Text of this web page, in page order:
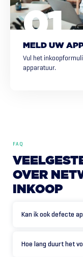
MELD UW
Vul het
apparatuur.
FAQ
OVER
INKOOP
Kan ik ook defecte
Hoe lang duurt het